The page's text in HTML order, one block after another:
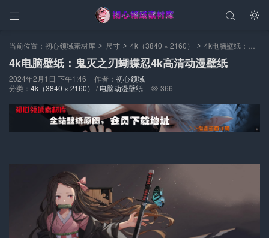
 

当前位置： 初心领域素材库 > 尺寸 > 4k（3840 × 2160） > 4k电脑壁纸：鬼灭之刃蝴蝶忍4k高清动漫壁纸
4k电脑壁纸：鬼灭之刃蝴蝶忍4k高清动漫壁纸
2024年2月1日 下午1:46 作者： 初心领域
分类： 4k（3840 × 2160） /电脑动漫壁纸  366